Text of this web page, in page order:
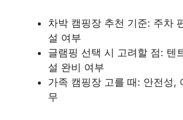
차박 캠핑장 추천 기준: 주차
설 여부
글램핑 선택 시 고려할 점: 텐
설 완비 여부
가족 캠핑장 고를 때: 안전성,
무